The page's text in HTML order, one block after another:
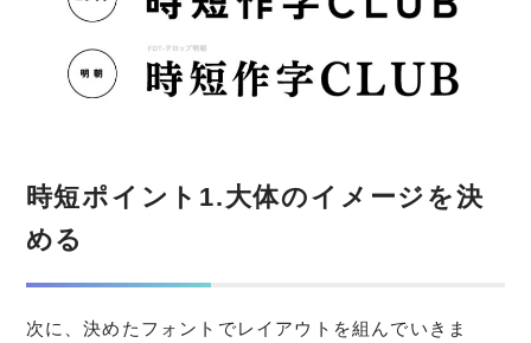
時短ポイント1.大体のイメージを決
める
次に、決めたフォントでレイアウトを組んでいきま